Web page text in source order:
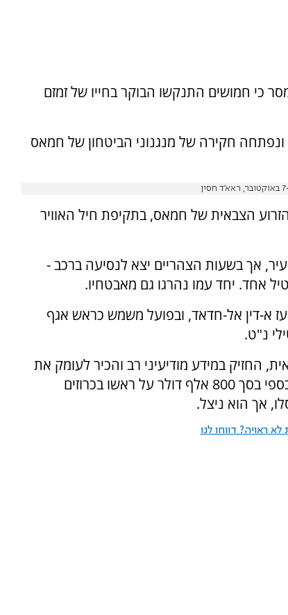
חמושים התנקשו הבוקר בחייו של זמזם
חקירה של מנגנוני הביטחון של חמאס
הצבאית של חמאס, בתקיפת חיל האוויר
אך בשעות הצהריים יצא לנסיעה ברכב -
אחד. יחד עמו נהרגו גם מאבטחיו.
א-דין אל-חדאד, ובפועל משמש כראש אגף
נ"ט.
החזיק במידע מודיעיני רב והכיר לעומק את
תשתית המנהרות. בנובמבר 2023 הציע צה"ל פרס כספי בסך 800 אלף דולר על ראשו בכרוזים
אך הוא ניצל.
ראויה? דווחו לנו